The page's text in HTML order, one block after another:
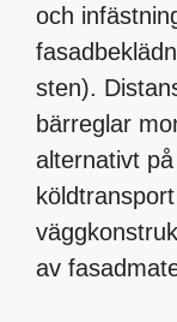
och
sten).
bärreglar
alternativt
av